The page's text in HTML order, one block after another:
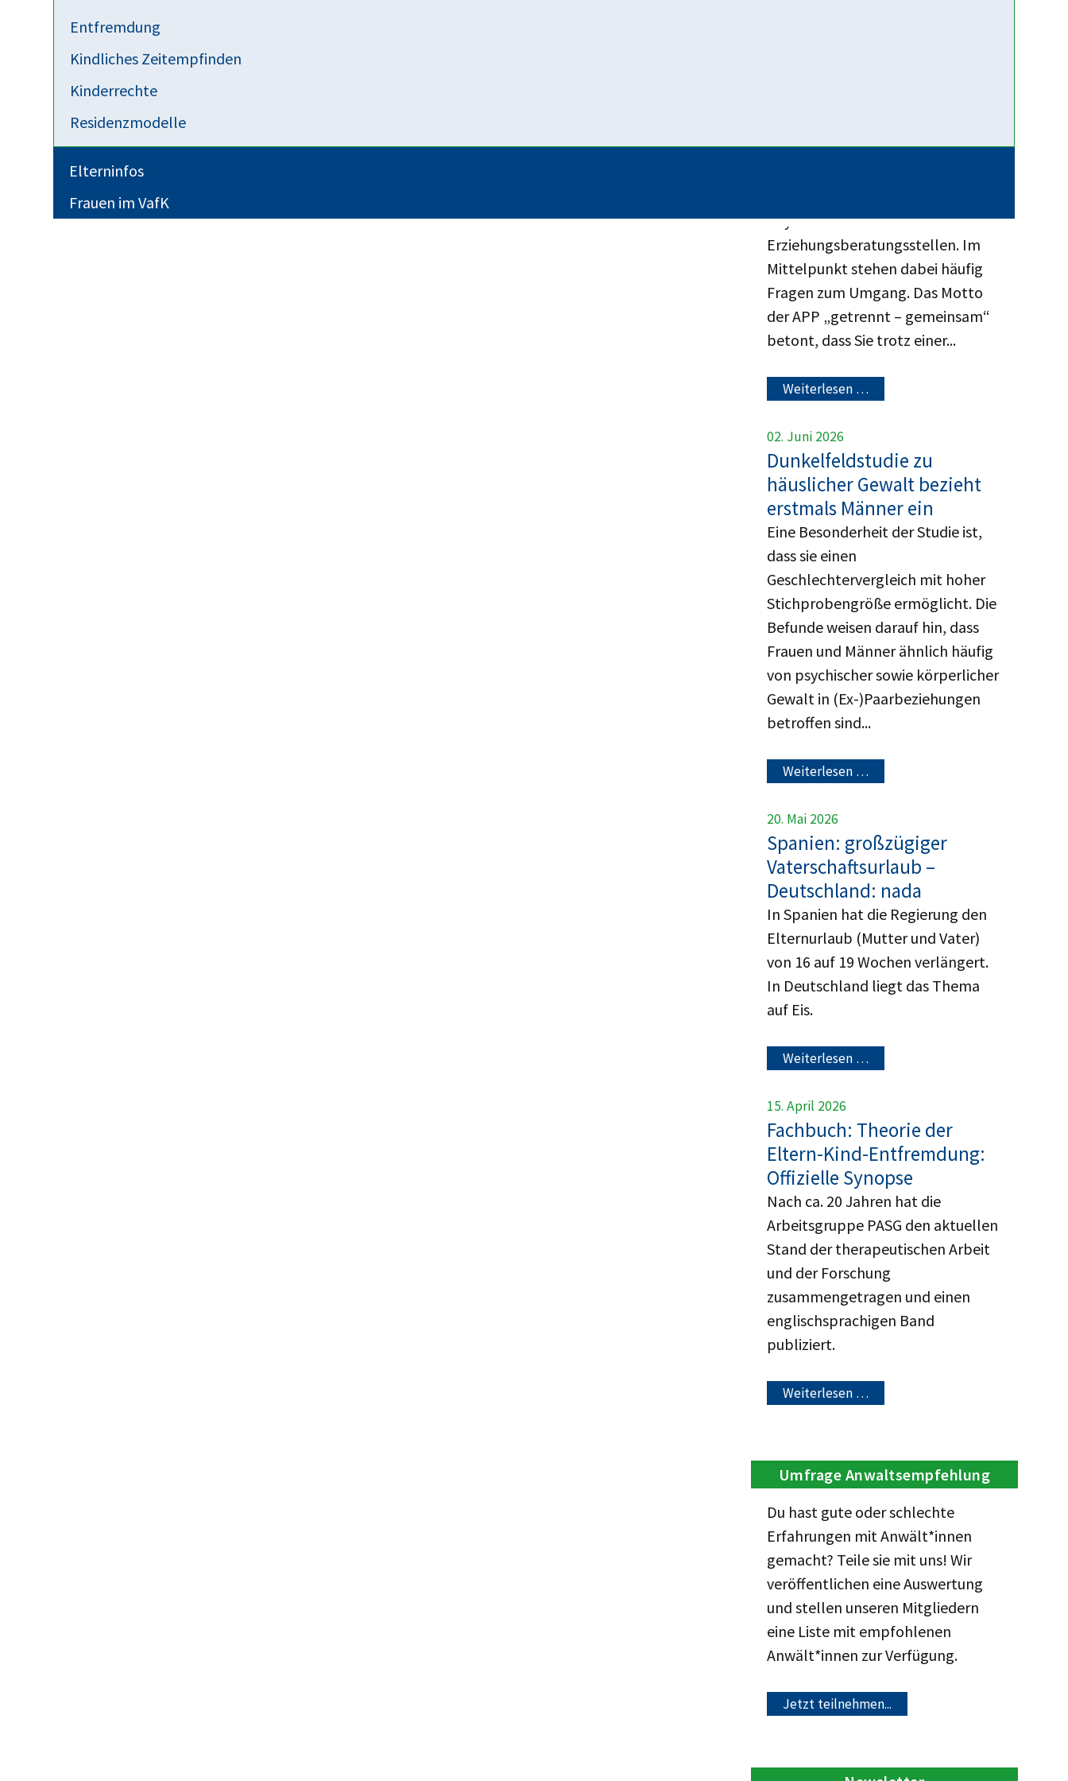
Entfremdung
Kindliches Zeitempfinden
Kinderrechte
Residenzmodelle
Elterninfos
Frauen im VafK
Trennung und Scheidung gehören
bayerischen
Erziehungsberatungsstellen. Im
Mittelpunkt stehen dabei häufig
Fragen zum Umgang. Das Motto
der APP „getrennt – gemeinsam“
betont, dass Sie trotz einer...
Weiterlesen …
02. Juni 2026
Dunkelfeldstudie zu
häuslicher Gewalt bezieht
erstmals Männer ein
Eine Besonderheit der Studie ist,
dass sie einen
Geschlechtervergleich mit hoher
Stichprobengröße ermöglicht. Die
Befunde weisen darauf hin, dass
Frauen und Männer ähnlich häufig
von psychischer sowie körperlicher
Gewalt in (Ex-)Paarbeziehungen
betroffen sind...
Weiterlesen …
20. Mai 2026
Spanien: großzügiger
Vaterschaftsurlaub –
Deutschland: nada
In Spanien hat die Regierung den
Elternurlaub (Mutter und Vater)
von 16 auf 19 Wochen verlängert.
In Deutschland liegt das Thema
auf Eis.
Weiterlesen …
15. April 2026
Fachbuch: Theorie der
Eltern-Kind-Entfremdung:
Offizielle Synopse
Nach ca. 20 Jahren hat die
Arbeitsgruppe PASG den aktuellen
Stand der therapeutischen Arbeit
und der Forschung
zusammengetragen und einen
englischsprachigen Band
publiziert.
Weiterlesen …
Umfrage Anwaltsempfehlung
Du hast gute oder schlechte
Erfahrungen mit Anwält*innen
gemacht? Teile sie mit uns! Wir
veröffentlichen eine Auswertung
und stellen unseren Mitgliedern
eine Liste mit empfohlenen
Anwält*innen zur Verfügung.
Jetzt teilnehmen...